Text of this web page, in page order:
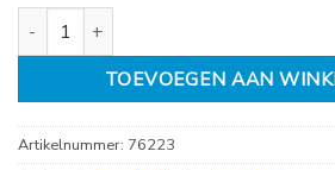
Voederpincet gebogen, 30cm aantal
TOEVOEGEN AAN
Artikelnummer: 76223